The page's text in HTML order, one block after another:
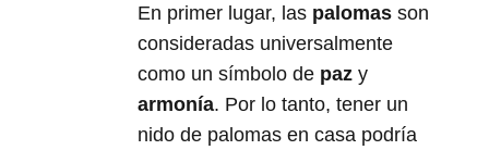
En primer lugar, las palomas son
consideradas universalmente
como un símbolo de paz y
armonía. Por lo tanto, tener un
nido de palomas en casa podría